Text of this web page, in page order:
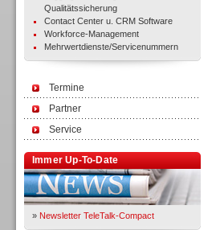
Qualitätssicherung
Contact Center u. CRM Software
Workforce-Management
Mehrwertdienste/Servicenummern
Termine
Partner
Service
Immer Up-To-Date
» Newsletter TeleTalk-Compact